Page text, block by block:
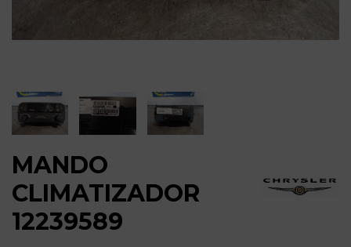
MANDO
CLIMATIZADOR
12239589